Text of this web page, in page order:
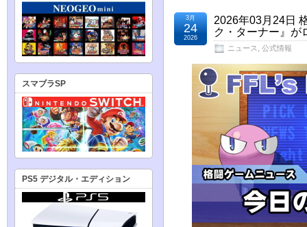
2026年03月24日
ク・ターナー』が
ニュース 公式情報
3月
24
2026
スマブラSP
PS5 デジタル・エディション